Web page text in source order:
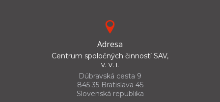
Adresa
Centrum spoločných činností SAV,
v. v. i.
Dúbravská cesta 9
845 35 Bratislava 45
Slovenská republika